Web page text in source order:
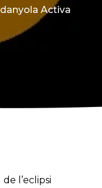
Activa
l’eclipsi